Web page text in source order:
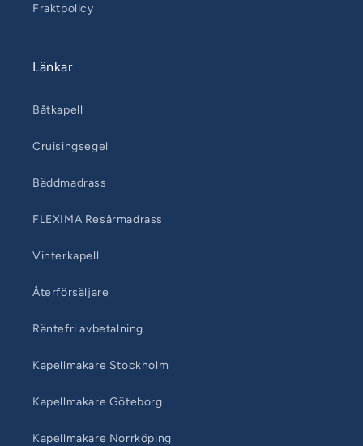
Fraktpolicy
Länkar
Båtkapell
Cruisingsegel
Bäddmadrass
FLEXIMA Resårmadrass
Vinterkapell
Återförsäljare
Räntefri avbetalning
Kapellmakare Stockholm
Kapellmakare Göteborg
Kapellmakare Norrköping